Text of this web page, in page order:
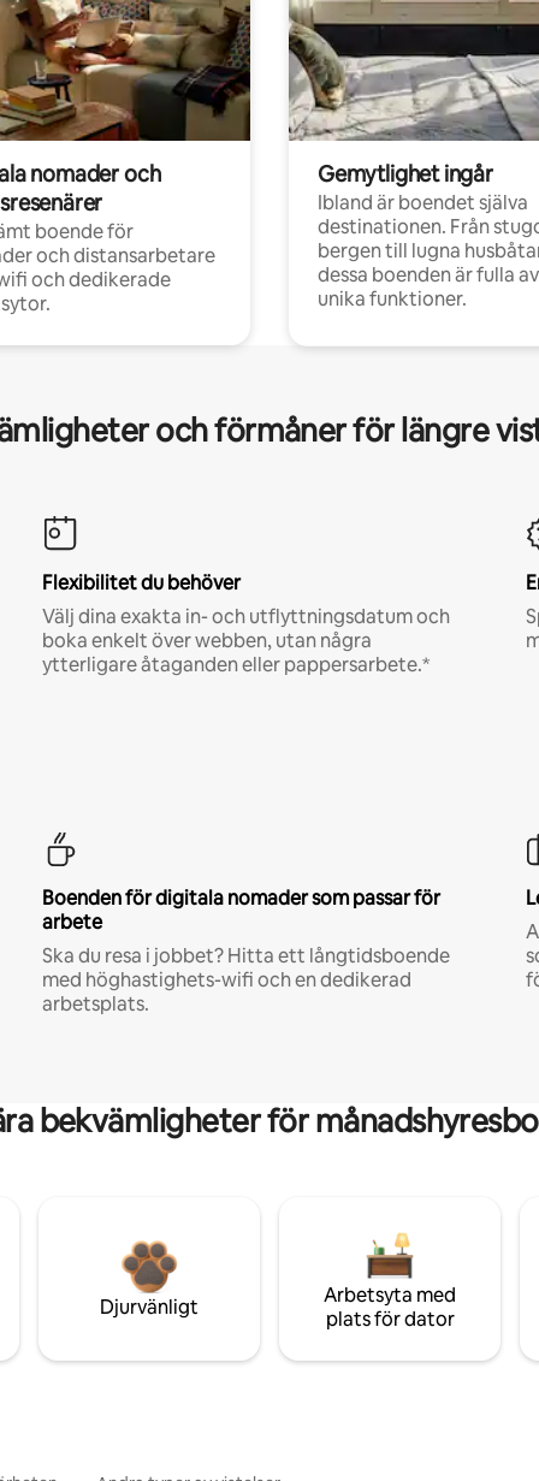
nomader och
boende för
och distansarbetare
och dedikerade
Gemytlighet ingår
Ibland är boendet själva
destinationen. Från
bergen till lugna
dessa boenden är fulla av
unika funktioner.
och förmåner för längre
Flexibilitet du behöver
Välj dina exakta in- och utflyttningsdatum och
boka enkelt över webben, utan några
ytterligare åtaganden eller pappersarbete.*
Boenden för digitala nomader som passar för
arbete
Ska du resa i jobbet? Hitta ett långtidsboende
med höghastighets-wifi och en dedikerad
arbetsplats.
bekvämligheter för
Djurvänligt
Arbetsyta med
plats för dator